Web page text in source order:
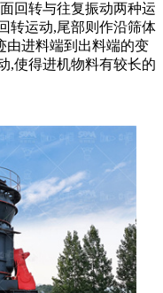
回转与往复振动两种运
转运动,尾部则作沿筛体
由进料端到出料端的变
,使得进机物料有较长的